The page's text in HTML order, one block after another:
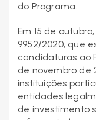
do Programa.
Em 15 de
9952/2020, que
candidaturas ao
de novembro de
instituições
entidades
de investimento